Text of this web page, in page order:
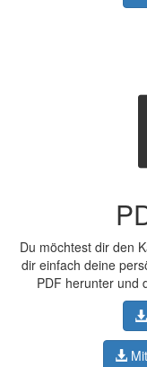
Du möchtest dir den
dir einfach deine
PDF herunter und